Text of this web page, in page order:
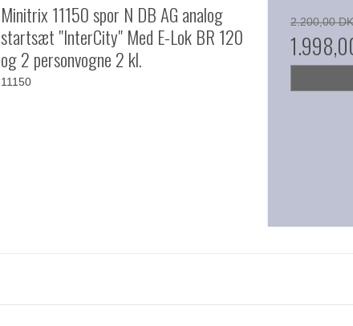
Minitrix 11150 spor N DB AG analog
startsæt "InterCity" Med E-Lok BR 120
og 2 personvogne 2 kl.
11150
2.200,00